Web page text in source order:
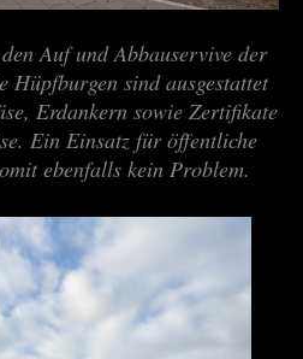
Auf und Abbauservive der
sind ausgestattet
Erdankern sowie Zertifikate
Ein Einsatz für öffentliche
ebenfalls kein Problem.